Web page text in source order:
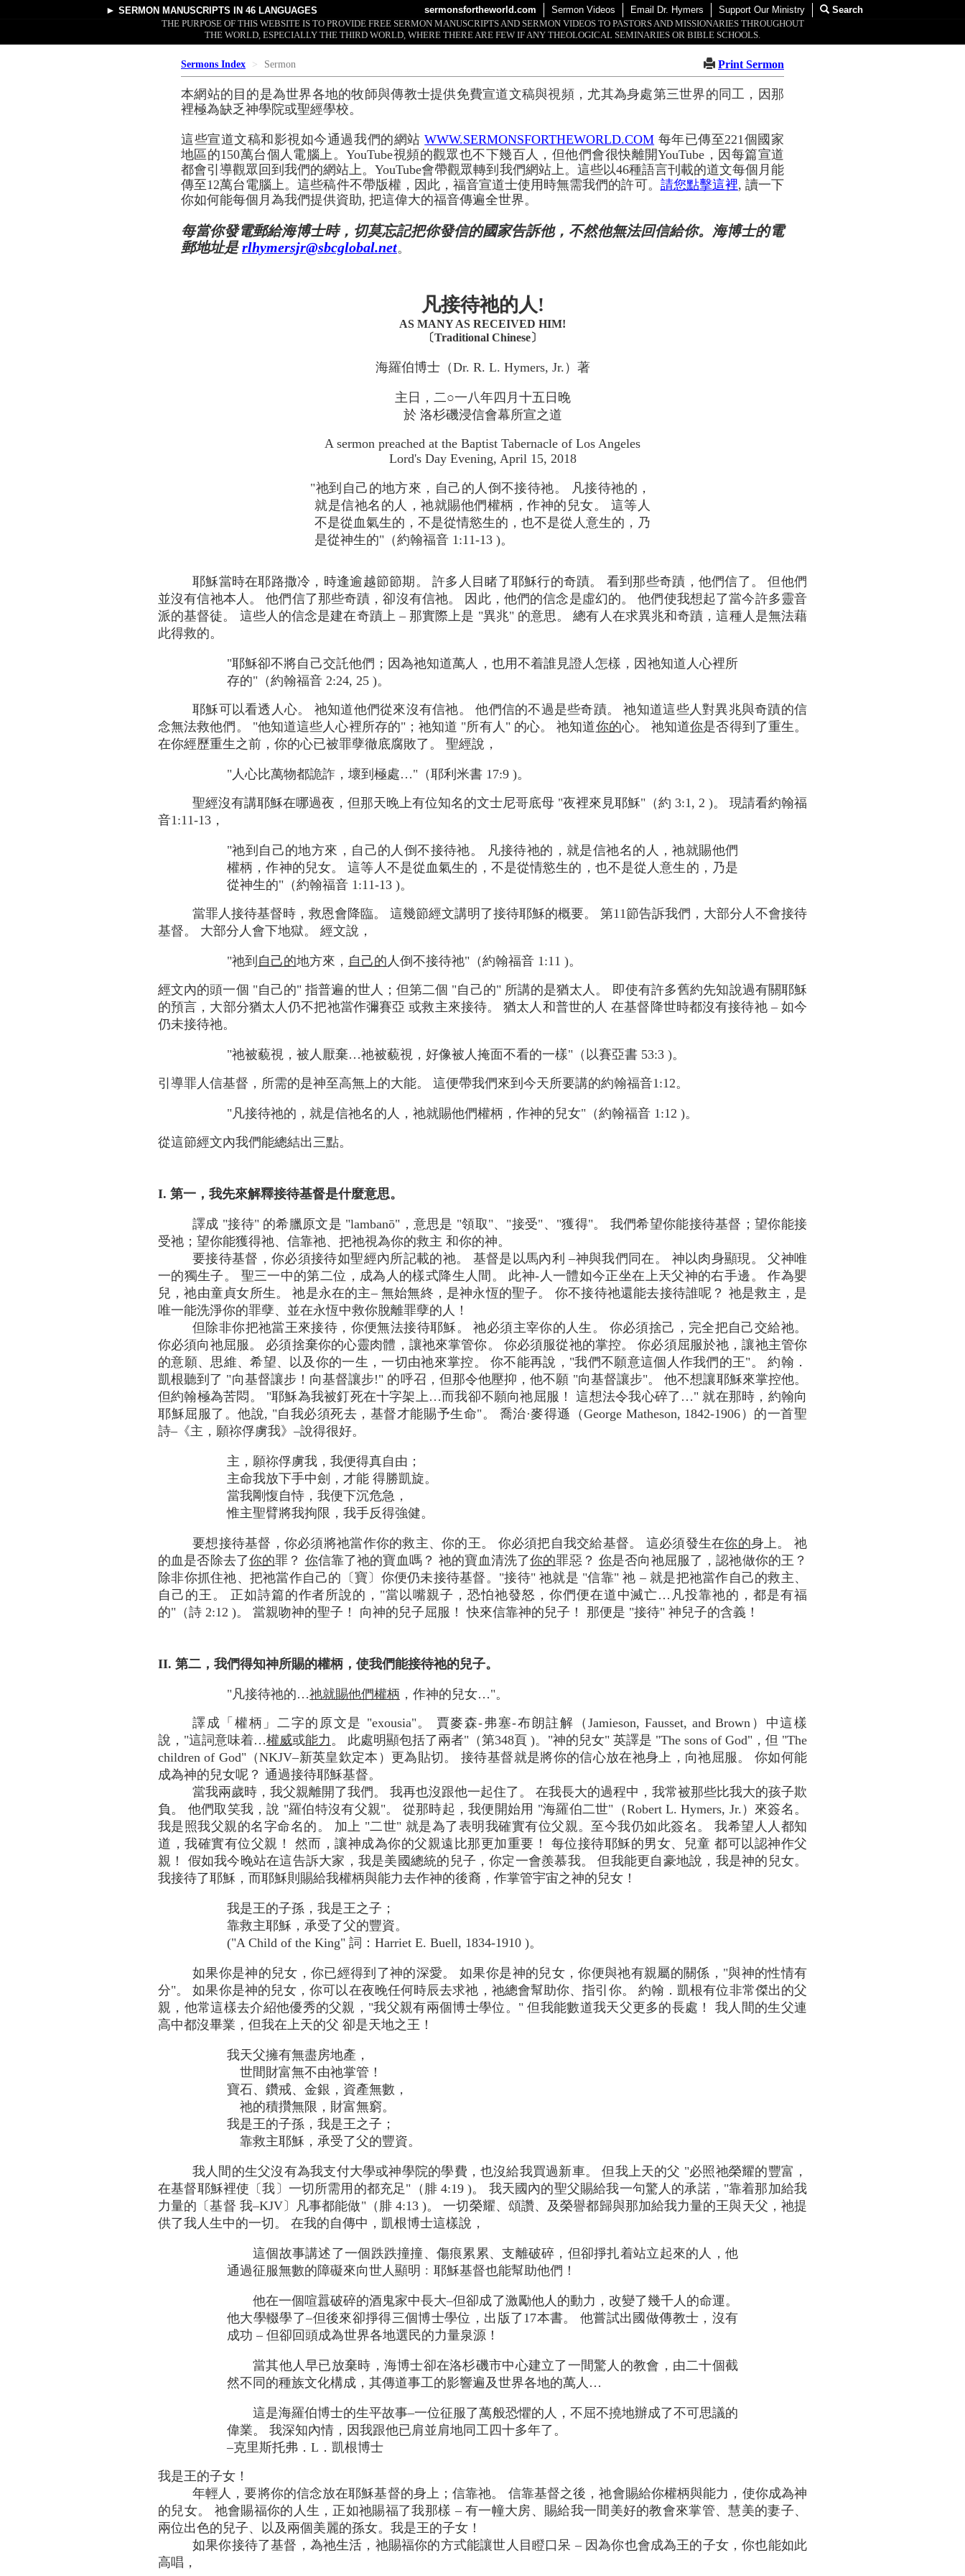
► SERMON MANUSCRIPTS IN 46 LANGUAGES sermonsfortheworld.com Sermon Videos Email Dr. Hymers Support Our Ministry
Search
THE PURPOSE OF THIS WEBSITE IS TO PROVIDE FREE SERMON MANUSCRIPTS AND SERMON VIDEOS TO PASTORS AND MISSIONARIES THROUGHOUT
THE WORLD, ESPECIALLY THE THIRD WORLD, WHERE THERE ARE FEW IF ANY THEOLOGICAL SEMINARIES OR BIBLE SCHOOLS.
Sermons Index Sermon Print Sermon
本網站的目的是為世界各地的牧師與傳教士提供免費宣道文稿與視頻，尤其為身處第三世界的同工，因那
裡極為缺乏神學院或聖經學校。
這些宣道文稿和影視如今通過我們的網站WWW.SERMONSFORTHEWORLD.COM 每年已傳至221個國家
地區的150萬台個人電腦上。YouTube視頻的觀眾也不下幾百人，但他們會很快離開YouTube，因每篇宣道
都會引導觀眾回到我們的網站上。YouTube會帶觀眾轉到我們網站上。這些以46種語言刊載的道文每個月能
傳至12萬台電腦上。這些稿件不帶版權，因此，福音宣道士使用時無需我們的許可。 請您點擊這裡, 讀一下
你如何能每個月為我們提供資助, 把這偉大的福音傳遍全世界。
每當你發電郵給海博士時，切莫忘記把你發信的國家告訴他，不然他無法回信給你。海博士的電
郵地址是rlhymersjr@sbcglobal.net。
凡接待祂的人!
AS MANY AS RECEIVED HIM!
〔Traditional Chinese〕
海羅伯博士（Dr. R. L. Hymers, Jr.）著
主日，二○一八年四月十五日晚
於 洛杉磯浸信會幕所宣之道
A sermon preached at the Baptist Tabernacle of Los Angeles
Lord's Day Evening, April 15, 2018
"祂到自己的地方來，自己的人倒不接待祂。 凡接待祂的，
就是信祂名的人，祂就賜他們權柄，作神的兒女。 這等人
不是從血氣生的，不是從情慾生的，也不是從人意生的，乃
是從神生的"（約翰福音 1:11-13 )。
耶穌當時在耶路撒冷，時逢逾越節節期。 許多人目睹了耶穌行的奇蹟。 看到那些奇蹟，他們信了。 但他們
並沒有信祂本人。 他們信了那些奇蹟，卻沒有信祂。 因此，他們的信念是虛幻的。 他們使我想起了當今許多靈音
派的基督徒。 這些人的信念是建在奇蹟上 – 那實際上是 "異兆" 的意思。 總有人在求異兆和奇蹟，這種人是無法藉
此得救的。
"耶穌卻不將自己交託他們；因為祂知道萬人，也用不着誰見證人怎樣，因祂知道人心裡所
存的"（約翰福音 2:24, 25 )。
耶穌可以看透人心。 祂知道他們從來沒有信祂。 他們信的不過是些奇蹟。 祂知道這些人對異兆與奇蹟的信
念無法救他們。 "他知道這些人心裡所存的"；祂知道 "所有人" 的心。 祂知道你的心。 祂知道你是否得到了重生。
在你經歷重生之前，你的心已被罪孽徹底腐敗了。 聖經說，
"人心比萬物都詭詐，壞到極處…"（耶利米書 17:9 )。
聖經沒有講耶穌在哪過夜，但那天晚上有位知名的文士尼哥底母 "夜裡來見耶穌"（約 3:1, 2 )。 現請看約翰福
音1:11-13，
"祂到自己的地方來，自己的人倒不接待祂。 凡接待祂的，就是信祂名的人，祂就賜他們
權柄，作神的兒女。 這等人不是從血氣生的，不是從情慾生的，也不是從人意生的，乃是
從神生的"（約翰福音 1:11-13 )。
當罪人接待基督時，救恩會降臨。 這幾節經文講明了接待耶穌的概要。 第11節告訴我們，大部分人不會接待
基督。 大部分人會下地獄。 經文說，
"祂到 自己的地方來， 自己的 人倒不接待祂"（約翰福音 1:11 )。
經文內的頭一個 "自己的" 指普遍的世人；但第二個 "自己的" 所講的是猶太人。 即使有許多舊約先知說過有關耶穌
的預言，大部分猶太人仍不把祂當作彌賽亞 或救主來接待。 猶太人和普世的人 在基督降世時都沒有接待祂 – 如今
仍未接待祂。
"祂被藐視，被人厭棄…祂被藐視，好像被人掩面不看的一樣"（以賽亞書 53:3 )。
引導罪人信基督，所需的是神至高無上的大能。 這便帶我們來到今天所要講的約翰福音1:12。
"凡接待祂的，就是信祂名的人，祂就賜他們權柄，作神的兒女"（約翰福音 1:12 )。
從這節經文內我們能總結出三點。
I. 第一，我先來解釋接待基督是什麼意思。
譯成 "接待" 的希臘原文是 "lambanō"，意思是 "領取"、"接受"、"獲得"。 我們希望你能接待基督；望你能接
受祂；望你能獲得祂、信靠祂、把祂視為你的救主 和你的神。
要接待基督，你必須接待如聖經內所記載的祂。 基督是以馬內利 –神與我們同在。 神以肉身顯現。 父神唯
一的獨生子。 聖三一中的第二位，成為人的樣式降生人間。 此神-人一體如今正坐在上天父神的右手邊。 作為嬰
兒，祂由童貞女所生。 祂是永在的主– 無始無終，是神永恆的聖子。 你不接待祂還能去接待誰呢？ 祂是救主，是
唯一能洗淨你的罪孽、並在永恆中救你脫離罪孽的人！
但除非你把祂當王來接待，你便無法接待耶穌。 祂必須主宰你的人生。 你必須捨己，完全把自己交給祂。
你必須向祂屈服。 必須捨棄你的心靈肉體，讓祂來掌管你。 你必須服從祂的掌控。 你必須屈服於祂，讓祂主管你
的意願、思維、希望、以及你的一生，一切由祂來掌控。 你不能再說，"我們不願意這個人作我們的王"。 約翰．
凱根聽到了 "向基督讓步！向基督讓步!" 的呼召，但那令他壓抑，他不願 "向基督讓步"。 他不想讓耶穌來掌控他。
但約翰極為苦悶。 "耶穌為我被釘死在十字架上…而我卻不願向祂屈服！ 這想法令我心碎了…" 就在那時，約翰向
耶穌屈服了。他說, "自我必須死去，基督才能賜予生命"。 喬治·麥得遜（George Matheson, 1842-1906）的一首聖
詩–《主，願祢俘虜我》–說得很好。
主，願祢俘虜我，我便得真自由；
主命我放下手中劍，才能 得勝凱旋。
當我剛愎自恃，我便下沉危急，
惟主聖臂將我拘限，我手反得強健。
要想接待基督，你必須將祂當作你的救主、你的王。 你必須把自我交給基督。 這必須發生在你的身上。 祂
的血是否除去了你的罪？ 你信靠了祂的寶血嗎？ 祂的寶血清洗了你的罪惡？ 你是否向祂屈服了，認祂做你的王？
除非你抓住祂、把祂當作自己的〔寶〕你便仍未接待基督。"接待" 祂就是 "信靠" 祂 – 就是把祂當作自己的救主、
自己的王。 正如詩篇的作者所說的，"當以嘴親子，恐怕祂發怒，你們便在道中滅亡…凡投靠祂的，都是有福
的"（詩 2:12 )。 當親吻神的聖子！ 向神的兒子屈服！ 快來信靠神的兒子！ 那便是 "接待" 神兒子的含義！
II. 第二，我們得知神所賜的權柄，使我們能接待祂的兒子。
"凡接待祂的…祂就賜他們權柄 ，作神的兒女…"。
譯成「權柄」二字的原文是 "exousia"。 賈麥森-弗塞-布朗註解（Jamieson, Fausset, and Brown）中這樣
說，"這詞意味着…權威或能力。 此處明顯包括了兩者"（第348頁 )。"神的兒女" 英譯是 "The sons of God"，但 "The
children of God"（NKJV–新英皇欽定本）更為貼切。 接待基督就是將你的信心放在祂身上，向祂屈服。 你如何能
成為神的兒女呢？ 通過接待耶穌基督。
當我兩歲時，我父親離開了我們。 我再也沒跟他一起住了。 在我長大的過程中，我常被那些比我大的孩子欺
負。 他們取笑我，說 "羅伯特沒有父親"。 從那時起，我便開始用 "海羅伯二世"（Robert L. Hymers, Jr.）來簽名。
我是照我父親的名字命名的。 加上 "二世" 就是為了表明我確實有位父親。至今我仍如此簽名。 我希望人人都知
道，我確實有位父親！ 然而，讓神成為你的父親遠比那更加重要！ 每位接待耶穌的男女、兒童 都可以認神作父
親！ 假如我今晚站在這告訴大家，我是美國總統的兒子，你定一會羨慕我。 但我能更自豪地說，我是神的兒女。
我接待了耶穌，而耶穌則賜給我權柄與能力去作神的後裔，作掌管宇宙之神的兒女！
我是王的子孫，我是王之子；
靠救主耶穌，承受了父的豐資。
("A Child of the King" 詞：Harriet E. Buell, 1834-1910 )。
如果你是神的兒女，你已經得到了神的深愛。 如果你是神的兒女，你便與祂有親屬的關係，"與神的性情有
分"。 如果你是神的兒女，你可以在夜晚任何時辰去求祂，祂總會幫助你、指引你。 約翰．凱根有位非常傑出的父
親，他常這樣去介紹他優秀的父親，"我父親有兩個博士學位。" 但我能數道我天父更多的長處！ 我人間的生父連
高中都沒畢業，但我在上天的父 卻是天地之王！
我天父擁有無盡房地產，
世間財富無不由祂掌管！
寶石、鑽戒、金銀，資產無數，
祂的積攢無限，財富無窮。
我是王的子孫，我是王之子；
靠救主耶穌，承受了父的豐資。
我人間的生父沒有為我支付大學或神學院的學費，也沒給我買過新車。 但我上天的父 "必照祂榮耀的豐富，
在基督耶穌裡使〔我〕一切所需用的都充足"（腓 4:19 )。 我天國內的聖父賜給我一句驚人的承諾，"靠着那加給我
力量的〔基督 我–KJV〕凡事都能做"（腓 4:13 )。 一切榮耀、頌讚、及榮譽都歸與那加給我力量的王與天父，祂提
供了我人生中的一切。 在我的自傳中，凱根博士這樣說，
這個故事講述了一個跌跌撞撞、傷痕累累、支離破碎，但卻掙扎着站立起來的人，他
通過征服無數的障礙來向世人顯明﹕耶穌基督也能幫助他們！
他在一個喧囂破碎的酒鬼家中長大–但卻成了激勵他人的動力，改變了幾千人的命運。
他大學輟學了–但後來卻掙得三個博士學位，出版了17本書。 他嘗試出國做傳教士，沒有
成功 – 但卻回頭成為世界各地選民的力量泉源！
當其他人早已放棄時，海博士卻在洛杉磯市中心建立了一間驚人的教會，由二十個截
然不同的種族文化構成，其傳道事工的影響遍及世界各地的萬人…
這是海羅伯博士的生平故事–一位征服了萬般恐懼的人，不屈不撓地辦成了不可思議的
偉業。 我深知內情，因我跟他已肩並肩地同工四十多年了。
–克里斯托弗．L．凱根博士
我是王的子女！
年輕人，要將你的信念放在耶穌基督的身上；信靠祂。 信靠基督之後，祂會賜給你權柄與能力，使你成為神
的兒女。 祂會賜福你的人生，正如祂賜福了我那樣 – 有一幢大房、賜給我一間美好的教會來掌管、慧美的妻子、
兩位出色的兒子、以及兩個美麗的孫女。我是王的子女！
如果你接待了基督，為祂生活，祂賜福你的方式能讓世人目瞪口呆 – 因為你也會成為王的子女，你也能如此
高唱，